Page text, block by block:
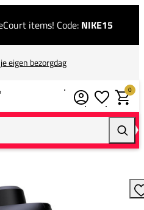
items! Code: NIKE15
eigen bezorgdag
0